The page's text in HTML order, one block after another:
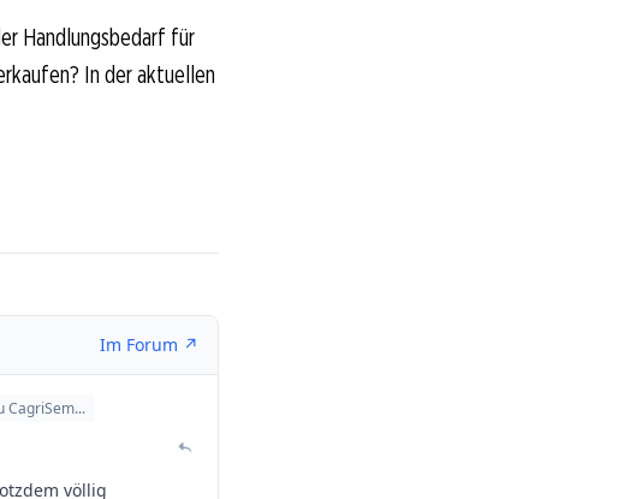
Handlungsbedarf für
In der aktuellen